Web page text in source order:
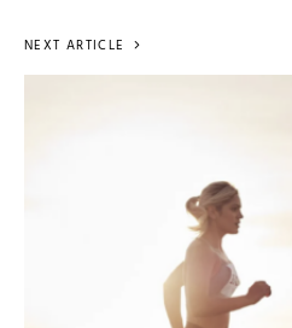
NEXT ARTICLE